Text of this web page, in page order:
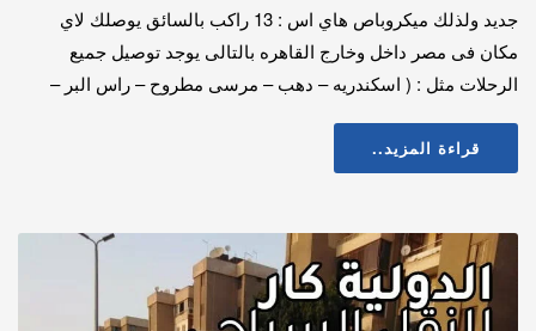
جديد ولذلك ميكروباص هاي اس : 13 راكب بالسائق يوصلك لاي
مكان فى مصر داخل وخارج القاهره بالتالى يوجد توصيل جميع
الرحلات مثل : ( اسكندريه – دهب – مرسى مطروح – راس البر –
قراءة المزيد..